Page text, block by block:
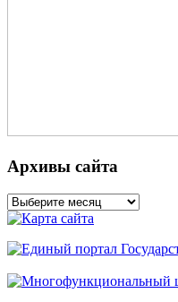
Архивы сайта
Архивы
сайта